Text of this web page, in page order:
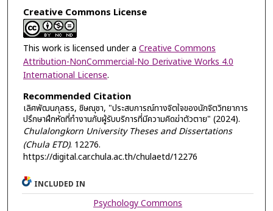
Creative Commons License
This work is licensed under a Creative Commons
Attribution-NonCommercial-No Derivative Works 4.0
International License.
Recommended Citation
เลิศพัฒนกุลธร, ชิษณุชา, "ประสบการณ์ทางจิตใจของนักจิตวิทยาการ
ปรึกษาฝึกหัดที่ทำงานกับผู้รับบริการที่มีความคิดฆ่าตัวตาย" (2024).
Chulalongkorn University Theses and Dissertations
(Chula ETD). 12276.
https://digital.car.chula.ac.th/chulaetd/12276
INCLUDED IN
Psychology Commons